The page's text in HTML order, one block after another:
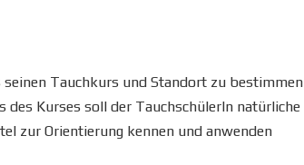
seinen Tauchkurs und Standort zu bestimmen
des Kurses soll der TauchschülerIn natürliche
zur Orientierung kennen und anwenden